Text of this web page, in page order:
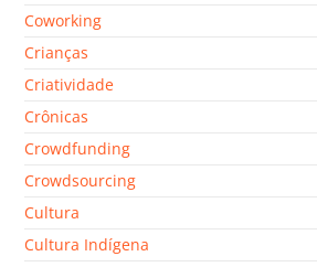
Coworking
Crianças
Criatividade
Crônicas
Crowdfunding
Crowdsourcing
Cultura
Cultura Indígena